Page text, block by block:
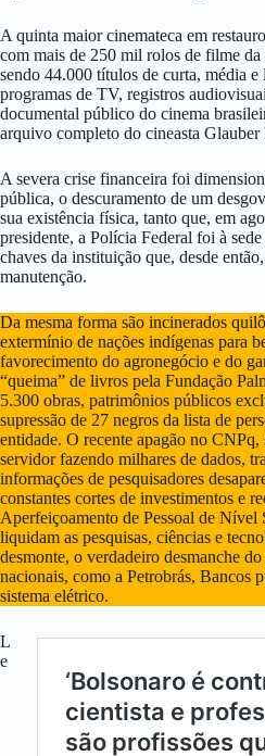
A quinta maior cinemateca em
com mais de 250 mil rolos de filme
sendo 44.000 títulos de curta, média e
programas de TV, registros
documental público do cinema
arquivo completo do cineasta Glauber
A severa crise financeira foi
pública, o descuramento de um
sua existência física, tanto que, em
presidente, a Polícia Federal foi à
chaves da instituição que, desde
manutenção.
Da mesma forma são incinerados
extermínio de nações indígenas para
favorecimento do agronegócio e do
“queima” de livros pela Fundação
5.300 obras, patrimônios públicos
supressão de 27 negros da lista de
entidade. O recente apagão no
servidor fazendo milhares de dados,
informações de pesquisadores
constantes cortes de investimentos e
Aperfeiçoamento de Pessoal de Nível
liquidam as pesquisas, ciências e
desmonte, o verdadeiro desmanche
nacionais, como a Petrobrás, Bancos
sistema elétrico.
L
e